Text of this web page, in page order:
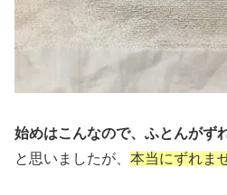
始めはこんなので、ふとんがず
と思いましたが、 本当にずれま